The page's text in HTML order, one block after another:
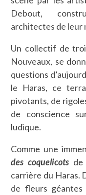
Debout,
architectes de leur
Un collectif de
Nouveaux, se
questions
le Haras, ce
pivotants, de
de conscience
ludique.
Comme une
des coquelicots de
carrière du Haras.
de fleurs géantes